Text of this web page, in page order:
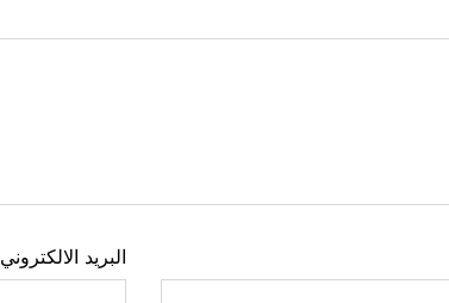
البريد الالكتروني